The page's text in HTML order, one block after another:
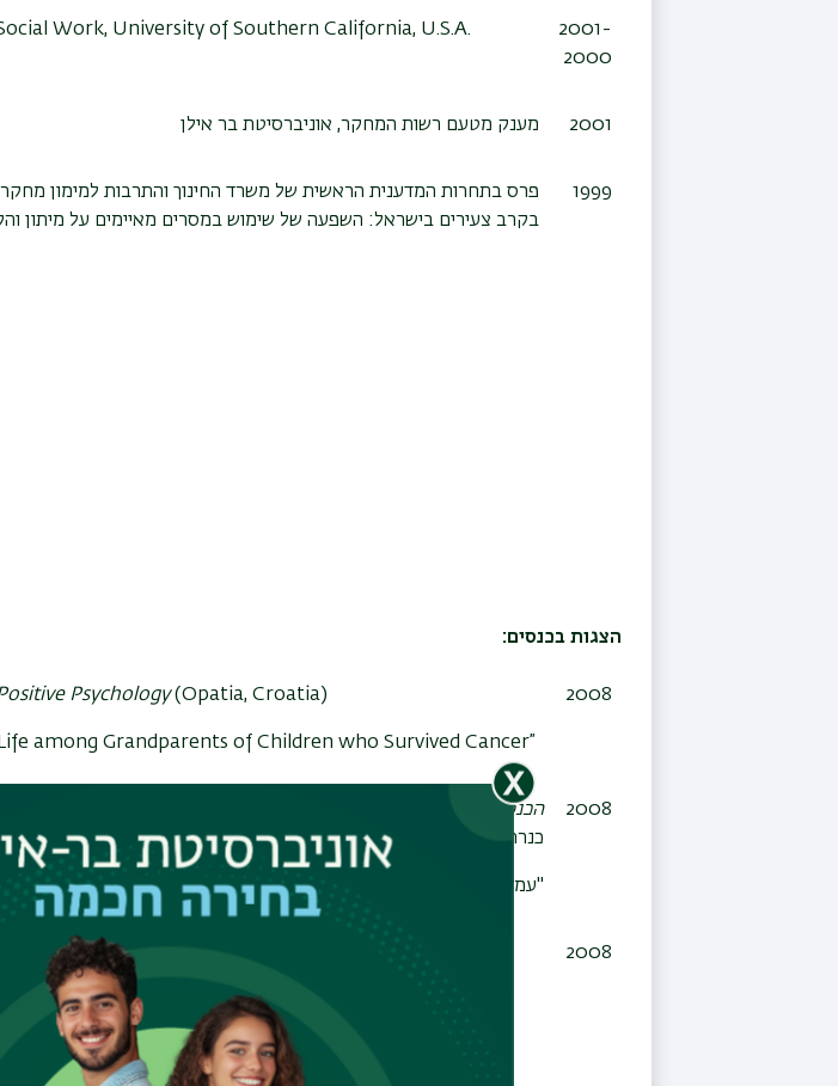
2001-
2000
Work, University of Southern California, U.S.A.
2001 מענק מטעם רשות המחקר, אוניברסיטת בר אילן
1999
פרס בתחרות המדענית הראשית של משרד החינוך והתרבות למימון מחקר
בקרב צעירים בישראל: השפעה של שימוש במסרים מאיימים על מיתון
הצגות בכנסים:
Psychology(Opatia, Croatia)
among Grandparents of Children who Survived Cancer”
2008
הכנס השנתי מחקרי ירדן וכנרת: פסיכולוגיה של המגדר בעולם הפרט,
כנרת בעמק הירדן)
"עמדות כלפי נכות: פרספקטיבה מגדרית"
2008
families of children with disabilities a three fold
2008